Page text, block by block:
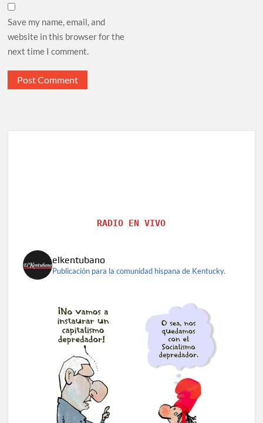
Save my name, email, and
website in this browser for the
next time I comment.
RADIO EN VIVO
elkentubano
Publicación para la comunidad hispana de Kentucky.